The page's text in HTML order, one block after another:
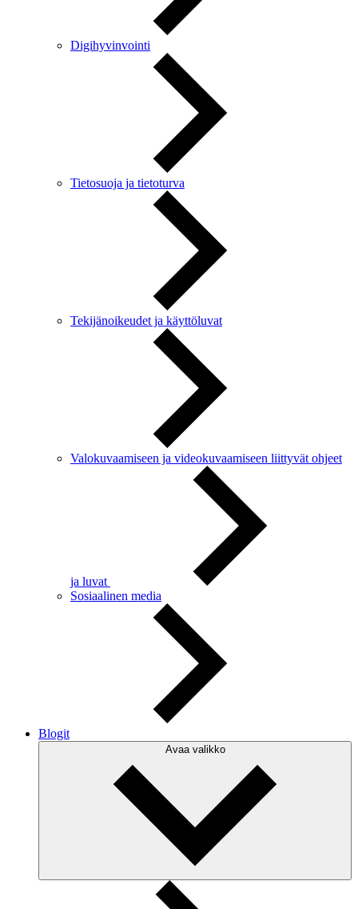
Digihyvinvointi
Tietosuoja ja tietoturva
Tekijänoikeudet ja käyttöluvat
Valokuvaamiseen ja videokuvaamiseen liittyvät ohjeet
ja luvat
Sosiaalinen media
Blogit
Avaa valikko